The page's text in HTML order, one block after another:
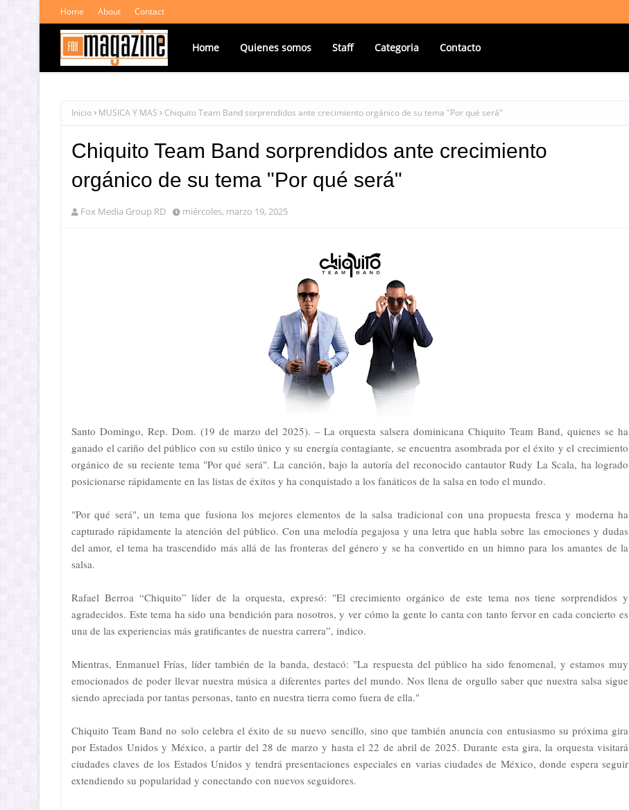
Home About Contact
Home Quienes somos Staff Categoria Contacto
Inicio MUSICA Y MAS Chiquito Team Band sorprendidos ante crecimiento orgánico de su tema "Por qué será"
Chiquito Team Band sorprendidos ante crecimiento
orgánico de su tema "Por qué será"
Fox Media Group RD miércoles, marzo 19, 2025
Santo Domingo, Rep. Dom. (19 de marzo del 2025). – La orquesta salsera dominicana Chiquito Team Band, quienes se ha
ganado el cariño del público con su estilo único y su energía contagiante, se encuentra asombrada por el éxito y el crecimiento
orgánico de su reciente tema "Por qué será". La canción, bajo la autoría del reconocido cantautor Rudy La Scala, ha logrado
posicionarse rápidamente en las listas de éxitos y ha conquistado a los fanáticos de la salsa en todo el mundo.
"Por qué será", un tema que fusiona los mejores elementos de la salsa tradicional con una propuesta fresca y moderna ha
capturado rápidamente la atención del público. Con una melodía pegajosa y una letra que habla sobre las emociones y dudas
del amor, el tema ha trascendido más allá de las fronteras del género y se ha convertido en un himno para los amantes de la
salsa.
Rafael Berroa “Chiquito” líder de la orquesta, expresó: "El crecimiento orgánico de este tema nos tiene sorprendidos y
agradecidos. Este tema ha sido una bendición para nosotros, y ver cómo la gente lo canta con tanto fervor en cada concierto es
una de las experiencias más gratificantes de nuestra carrera”, indico.
Mientras, Enmanuel Frías, líder también de la banda, destacó: "La respuesta del público ha sido fenomenal, y estamos muy
emocionados de poder llevar nuestra música a diferentes partes del mundo. Nos llena de orgullo saber que nuestra salsa sigue
siendo apreciada por tantas personas, tanto en nuestra tierra como fuera de ella."
Chiquito Team Band no solo celebra el éxito de su nuevo sencillo, sino que también anuncia con entusiasmo su próxima gira
por Estados Unidos y México, a partir del 28 de marzo y hasta el 22 de abril de 2025. Durante esta gira, la orquesta visitará
ciudades claves de los Estados Unidos y tendrá presentaciones especiales en varias ciudades de México, donde espera seguir
extendiendo su popularidad y conectando con nuevos seguidores.